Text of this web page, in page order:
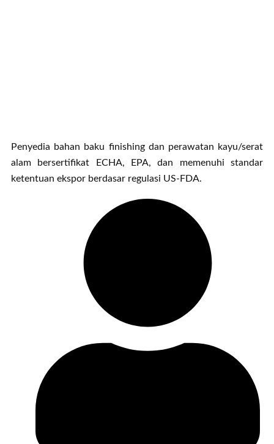
Penyedia bahan baku finishing dan perawatan kayu/serat
alam bersertifikat ECHA, EPA, dan memenuhi standar
ketentuan ekspor berdasar regulasi US-FDA.